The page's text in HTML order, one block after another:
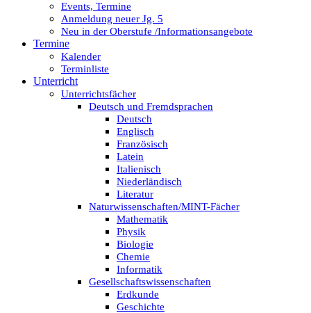
Events, Termine
Anmeldung neuer Jg. 5
Neu in der Oberstufe /Informationsangebote
Termine
Kalender
Terminliste
Unterricht
Unterrichtsfächer
Deutsch und Fremdsprachen
Deutsch
Englisch
Französisch
Latein
Italienisch
Niederländisch
Literatur
Naturwissenschaften/MINT-Fächer
Mathematik
Physik
Biologie
Chemie
Informatik
Gesellschaftswissenschaften
Erdkunde
Geschichte